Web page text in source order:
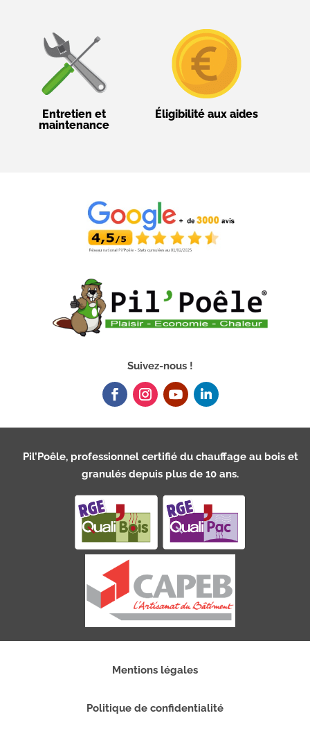
Entretien et
maintenance
Éligibilité aux aides
Suivez-nous !
Pil’Poêle, professionnel certifié du chauffage au bois et
granulés depuis plus de 10 ans.
Mentions légales
Politique de confidentialité